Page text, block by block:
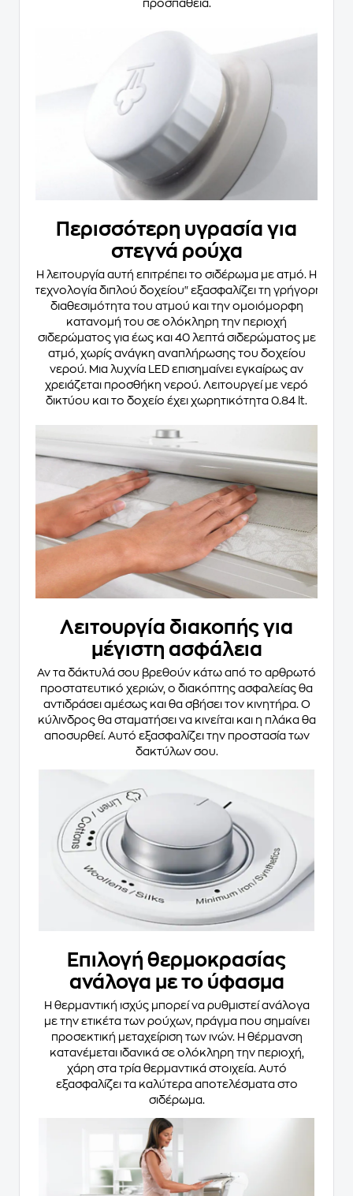
προσπάθεια.
Περισσότερη υγρασία για
στεγνά ρούχα
Η λειτουργία αυτή επιτρέπει το σιδέρωμα με ατμό. Η
"τεχνολογία διπλού δοχείου" εξασφαλίζει τη γρήγορη
διαθεσιμότητα του ατμού και την ομοιόμορφη
κατανομή του σε ολόκληρη την περιοχή
σιδερώματος για έως και 40 λεπτά σιδερώματος με
ατμό, χωρίς ανάγκη αναπλήρωσης του δοχείου
νερού. Μια λυχνία LED επισημαίνει εγκαίρως αν
χρειάζεται προσθήκη νερού. Λειτουργεί με νερό
δικτύου και το δοχείο έχει χωρητικότητα 0.84 lt.
Λειτουργία διακοπής για
μέγιστη ασφάλεια
Αν τα δάκτυλά σου βρεθούν κάτω από το αρθρωτό
προστατευτικό χεριών, ο διακόπτης ασφαλείας θα
αντιδράσει αμέσως και θα σβήσει τον κινητήρα. Ο
κύλινδρος θα σταματήσει να κινείται και η πλάκα θα
αποσυρθεί. Αυτό εξασφαλίζει την προστασία των
δακτύλων σου.
Επιλογή θερμοκρασίας
ανάλογα με το ύφασμα
Η θερμαντική ισχύς μπορεί να ρυθμιστεί ανάλογα
με την ετικέτα των ρούχων, πράγμα που σημαίνει
προσεκτική μεταχείριση των ινών. Η θέρμανση
κατανέμεται ιδανικά σε ολόκληρη την περιοχή,
χάρη στα τρία θερμαντικά στοιχεία. Αυτό
εξασφαλίζει τα καλύτερα αποτελέσματα στο
σιδέρωμα.